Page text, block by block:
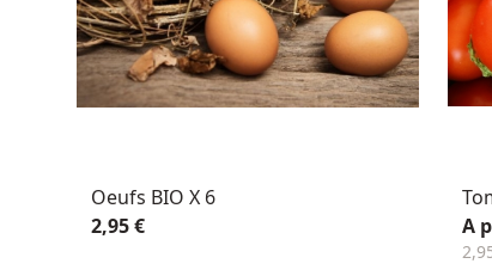
Oeufs BIO X 6
2,95 €
A